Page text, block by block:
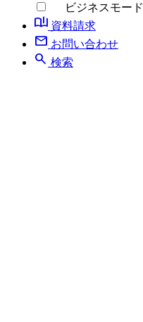
ビジネスモード
book_ribbon 資料請求
mail お問い合わせ
search 検索